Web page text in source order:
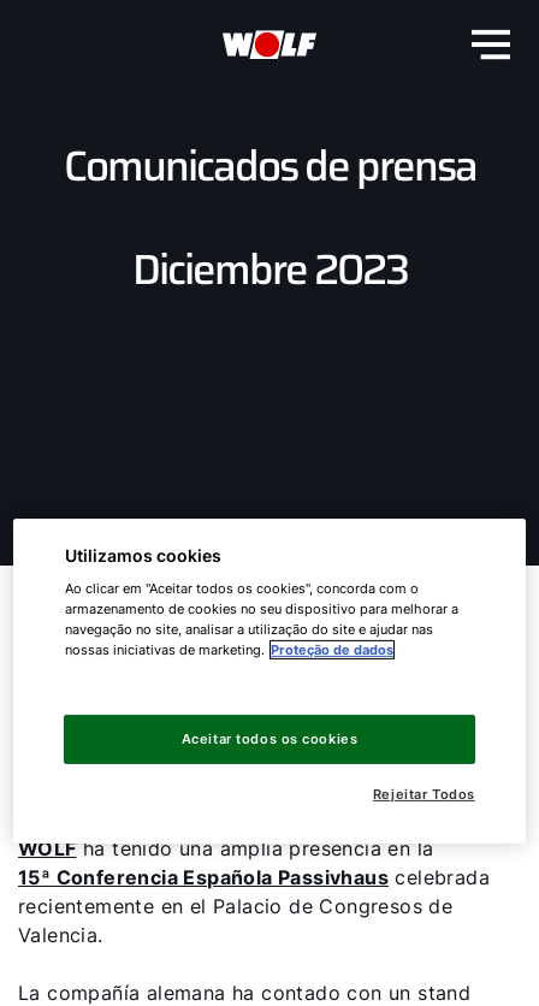
Comunicados de prensa
Diciembre 2023
Los sistemas híbridos de
aerotermia y ventilación de
WOLF despiertan expectación
en la 15ª Conferencia de
Edificación Passivhaus
WOLFha tenido una amplia presencia en la
15ª Conferencia Española Passivhaus celebrada
recientemente en el Palacio de Congresos de
Valencia.
La compañía alemana ha contado con un stand
Utilizamos cookies
Ao clicar em "Aceitar todos os cookies", concorda com o
armazenamento de cookies no seu dispositivo para melhorar a
navegação no site, analisar a utilização do site e ajudar nas
nossas iniciativas de marketing. Proteção de dados
Rejeitar Todos
Aceitar todos os cookies